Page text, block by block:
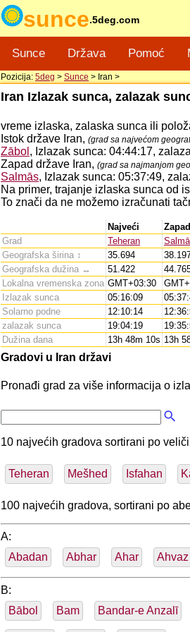
sunce.5deg.com
Sunce Država Pomoć
Pozicija: 5deg > Sunce > Iran >
Iran Izlazak sunca, zalazak
vreme izlaska, zalaska sunca ili
Istok države Iran, (grad sa najvećom
Zābol , Izlazak sunca: 04:44:17,
Zapad države Iran, (grad sa najmanjom
Salmās, Izlazak sunca: 05:37:49,
Na primer, trajanje izlaska sunca od
To znači da ne možemo izračunati
Najveći
Grad
Teheran
Geografska širina ↕
35.694
Geografska dužina ↔
51.422
Lokalna vremenska zona GMT+03:30
Izlazak sunca
05:16:09
Solarno podne
12:10:14
zalazak sunca
19:04:19
Dužina dana
13h 48m 10s 13h
Gradovi u Iran državi
Pronađi grad za više informacija o
10 najvećih gradova sortirani po
Teheran Mešhed Isfahan
100 najvećih gradova, sortirani po
A:
Abadan
Abhar Ahar Ahvaz
B:
Bābol
Bam Bandar-e Anzalī